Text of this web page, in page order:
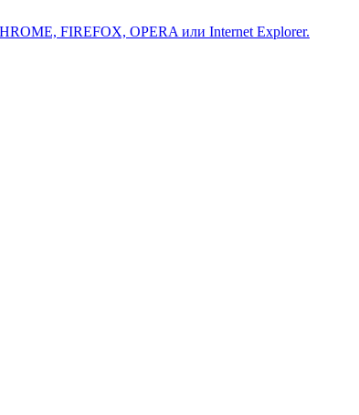
FIREFOX, OPERA или Internet Explorer.